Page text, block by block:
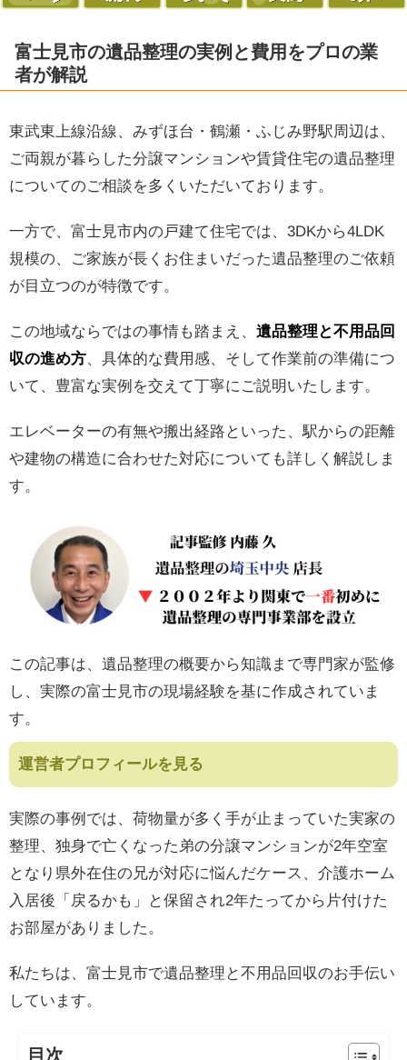
富士見市の遺品整理の実例と費用をプロの業
者が解説
東武東上線沿線、みずほ台・鶴瀬・ふじみ野駅周辺は、
ご両親が暮らした分譲マンションや賃貸住宅の遺品整理
についてのご相談を多くいただいております。
一方で、富士見市内の戸建て住宅では、3DKから4LDK
規模の、ご家族が長くお住まいだった遺品整理のご依頼
が目立つのが特徴です。
この地域ならではの事情も踏まえ、遺品整理と不用品回
収の進め方、具体的な費用感、そして作業前の準備につ
いて、豊富な実例を交えて丁寧にご説明いたします。
エレベーターの有無や搬出経路といった、駅からの距離
や建物の構造に合わせた対応についても詳しく解説しま
す。
この記事は、遺品整理の概要から知識まで専門家が監修
し、実際の富士見市の現場経験を基に作成されていま
す。
運営者プロフィールを見る
実際の事例では、荷物量が多く手が止まっていた実家の
整理、独身で亡くなった弟の分譲マンションが2年空室
となり県外在住の兄が対応に悩んだケース、介護ホーム
入居後「戻るかも」と保留され2年たってから片付けた
お部屋がありました。
私たちは、富士見市で遺品整理と不用品回収のお手伝い
しています。
目次